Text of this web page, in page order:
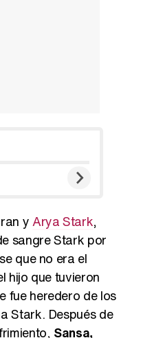
yArya Stark,
sangre Stark por
que no era el
hijo que tuvieron
fue heredero de los
Stark. Después de
Sansa,